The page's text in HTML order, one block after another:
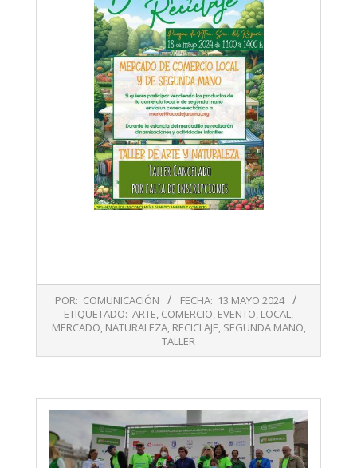
POR: COMUNICACIÓN FECHA: 13 MAYO 2024
ETIQUETADO: ARTE, COMERCIO, EVENTO, LOCAL,
MERCADO, NATURALEZA, RECICLAJE, SEGUNDA MANO,
TALLER